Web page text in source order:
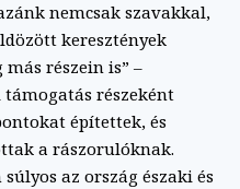
nemcsak szavakkal,
keresztények
részein is” –
részeként
építettek, és
a rászorulóknak.
az ország északi és